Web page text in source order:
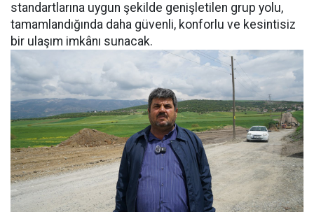
standartlarına uygun şekilde genişletilen grup yolu,
tamamlandığında daha güvenli, konforlu ve kesintisiz
bir ulaşım imkânı sunacak.